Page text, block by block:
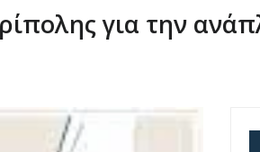
για την